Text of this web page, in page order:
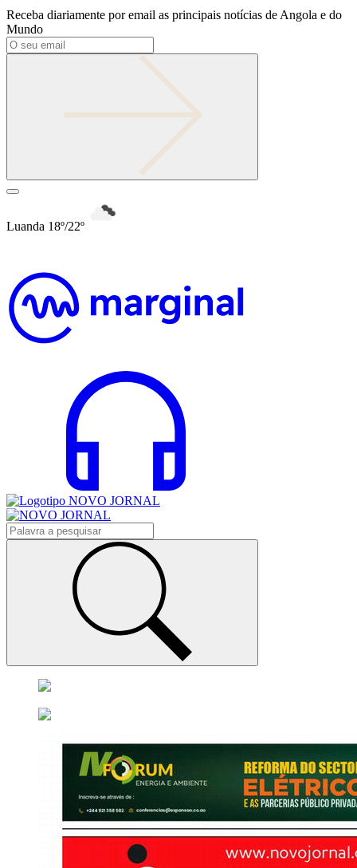
Receba diariamente por email as principais notícias de Angola e do
Mundo
Luanda 18º/22º